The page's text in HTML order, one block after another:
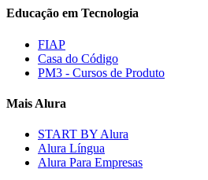
Educação em Tecnologia
FIAP
Casa do Código
PM3 - Cursos de Produto
Mais Alura
START BY Alura
Alura Língua
Alura Para Empresas